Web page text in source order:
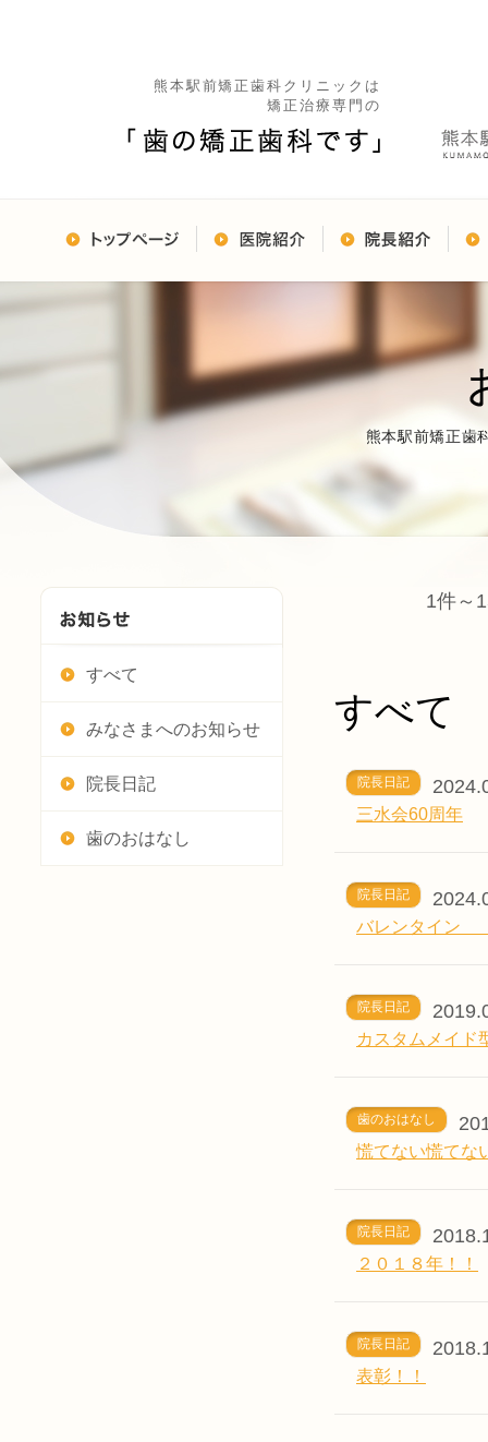
熊本駅前矯正歯科クリニックは
矯正治療専門の
熊本駅前矯正歯
すべて
みなさまへのお知らせ
院長日記
歯のおはなし
1件
すべて
院長日記
三水会60周年
院長日記
バレンタイン
院長日記
カスタムメイ
歯のおはなし
慌てない慌てな
院長日記
２０１８年！！
院長日記
表彰！！